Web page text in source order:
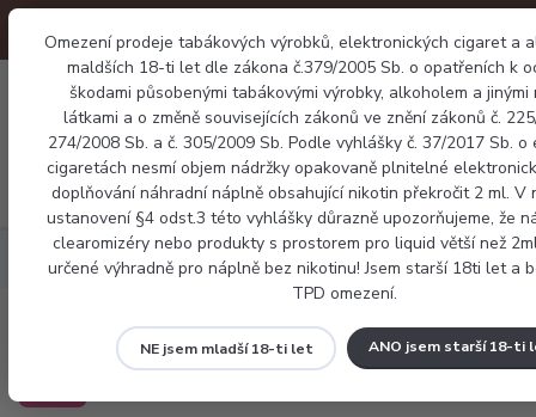
Omezení prodeje tabákových výrobků, elektronických cigaret a
maldších 18-ti let dle zákona č.379/2005 Sb. o opatřeních k
škodami působenými tabákovými výrobky, alkoholem a jinými
látkami a o změně souvisejících zákonů ve znění zákonů č.
274/2008 Sb. a č. 305/2009 Sb. Podle vyhlášky č. 37/2017 Sb.
cigaretách nesmí objem nádržky opakovaně plnitelné
doplňování náhradní náplně obsahující nikotin překročit 2 ml. V
ustanovení §4 odst.3 této vyhlášky důrazně upozorňujeme, že
clearomizéry nebo produkty s prostorem pro liquid větší než
určené výhradně pro náplně bez nikotinu! Jsem starší 18ti let a
TPD omezení.
NE jsem mladší 18-ti let ANO jsem starší 18-ti
Menu
0
0 Kč
Elektronické cigarety VOOPOO Vmate i3
VOOPOO Vmate i3